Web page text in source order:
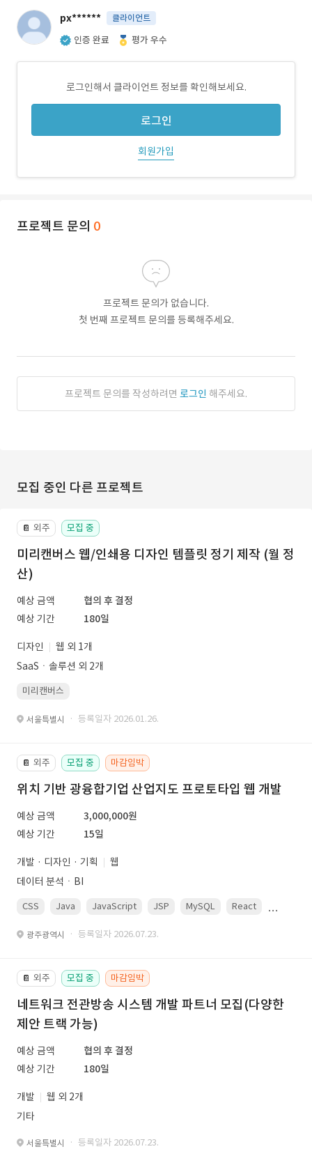
px****** 클라이언트
인증 완료 평가 우수
로그인해서 클라이언트 정보를 확인해보세요.
로그인
회원가입
프로젝트 문의 0
프로젝트 문의가 없습니다.
첫 번째 프로젝트 문의를 등록해주세요.
프로젝트 문의를 작성하려면 로그인 해주세요.
모집 중인 다른 프로젝트
📔 외주 모집 중
미리캔버스 웹/인쇄용 디자인 템플릿 정기 제작 (월 정
산)
예상 금액
협의 후 결정
예상 기간
180일
디자인
웹 외 1개
SaaSㆍ솔루션 외 2개
미리캔버스
서울특별시 · 등록일자 2026.01.26.
📔 외주 모집 중 마감임박
위치 기반 광융합기업 산업지도 프로토타입 웹 개발
예상 금액
3,000,000원
예상 기간
15일
개발 · 디자인 · 기획
웹
데이터 분석ㆍBI
CSS Java JavaScript JSP MySQL React
광주광역시 · 등록일자 2026.07.23.
📔 외주 모집 중 마감임박
네트워크 전관방송 시스템 개발 파트너 모집(다양한
제안 트랙 가능)
예상 금액
협의 후 결정
예상 기간
180일
개발
웹 외 2개
기타
서울특별시 · 등록일자 2026.07.23.